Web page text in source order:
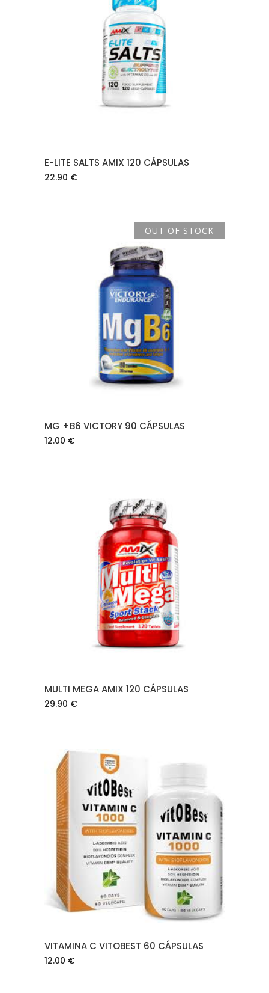
AÑADIR AL CARRITO
E-LITE SALTS AMIX 120 CÁPSULAS
22.90 €
OUT OF STOCK
LEER MÁS
MG +B6 VICTORY 90 CÁPSULAS
12.00 €
AÑADIR AL CARRITO
MULTI MEGA AMIX 120 CÁPSULAS
29.90 €
AÑADIR AL CARRITO
VITAMINA C VITOBEST 60 CÁPSULAS
12.00 €